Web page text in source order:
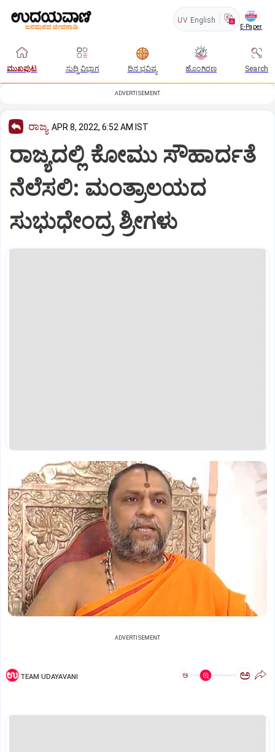
UV English
E-Paper
ಮುಖಪುಟ ಸುದ್ದಿ ವಿಭಾಗ ದಿನ ಭವಿಷ್ಯ ಹೊಂಗಿರಣ Search
ADVERTISEMENT
ರಾಜ್ಯ APR 8, 2022, 6:52 AM IST
ರಾಜ್ಯದಲ್ಲಿ ಕೋಮು ಸೌಹಾರ್ದತೆ
ನೆಲೆಸಲಿ: ಮಂತ್ರಾಲಯದ
ಸುಭುಧೇಂದ್ರ ಶ್ರೀಗಳು
ADVERTISEMENT
TEAM UDAYAVANI ಅ ಅ